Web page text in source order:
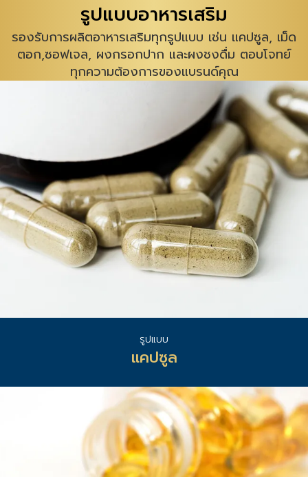
รูปแบบอาหารเสริม
รองรับการผลิตอาหารเสริมทุกรูปแบบ เช่น แคปซูล, เม็ด
ตอก,ซอฟเจล, ผงกรอกปาก และผงชงดื่ม ตอบโจทย์
ทุกความต้องการของแบรนด์คุณ
รูปแบบ
แคปซูล